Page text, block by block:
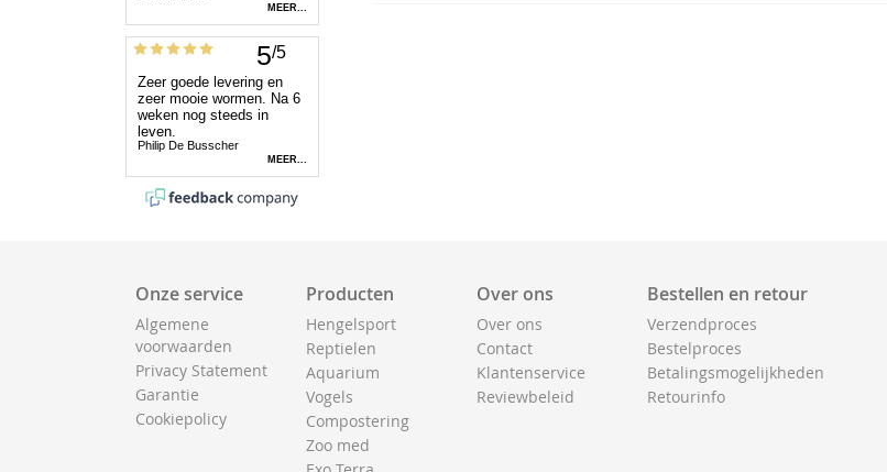
Onze service
Algemene
voorwaarden
Privacy Statement
Garantie
Cookiepolicy
Producten
Hengelsport
Reptielen
Aquarium
Vogels
Compostering
Zoo med
Over ons
Over ons
Contact
Klantenservice
Reviewbeleid
Bestellen en retour
Verzendproces
Bestelproces
Betalingsmogelijkheden
Retourinfo